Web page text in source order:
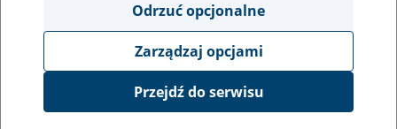
Pod hasłem „Żyj aktywnie” 17 maja w siedzibie
Instytutu Transportu Samochodowego w Warszawie
odbyła się inauguracja Dnia Osób z
Niepełnosprawnością. Zorganizowana została przez
Zakład Ubezpieczeń Społecznych we współpracy z
Odrzuć opcjonalne
Zarządzaj opcjami
Przejdź do serwisu